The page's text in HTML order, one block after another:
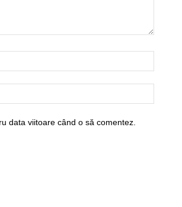
data viitoare când o să comentez.